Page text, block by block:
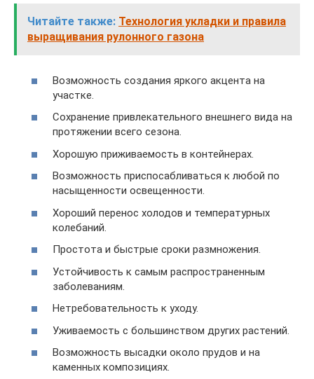
Читайте также: Технология укладки и правила
выращивания рулонного газона
Возможность создания яркого акцента на
участке.
Сохранение привлекательного внешнего вида на
протяжении всего сезона.
Хорошую приживаемость в контейнерах.
Возможность приспосабливаться к любой по
насыщенности освещенности.
Хороший перенос холодов и температурных
колебаний.
Простота и быстрые сроки размножения.
Устойчивость к самым распространенным
заболеваниям.
Нетребовательность к уходу.
Уживаемость с большинством других растений.
Возможность высадки около прудов и на
каменных композициях.